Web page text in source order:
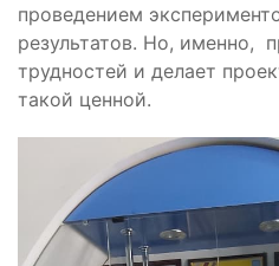
проведением
результатов. Но, именно,
трудностей и делает
такой ценной.